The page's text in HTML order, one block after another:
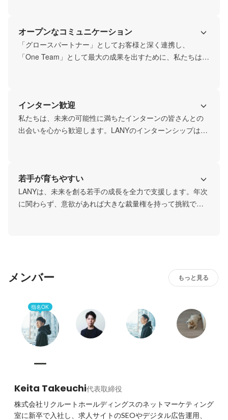
す。「グロースパートナー」として、常に期待を超える価
値を提供し、長期的な信頼関係を築くことを目指します。
オープンなコミュニケーション
「グロースパートナー」としてお客様と深く連携し、
「One Team」として最大の成果を出すために、私たちはオ
した迅速な情報共有や日々の対話を通じて相互理解を深
め、心理的安全性の高い環境で協力し合うこと。それが
LANYの強さの源泉です。
インターン歓迎
私たちは、未来の可能性に満ちたインターンの皆さんとの
出会いを心から歓迎します。LANYのインターンシップは、
じように挑戦と成長の機会を提供し、皆さんの才能が開花
するよう全力でサポートします。LANYのカルチャーに触
れ、共に未来を創る仲間として活躍してみませんか。
若手が育ちやすい
LANYは、未来を創る若手の成長を全力で支援します。年次
に関わらず、意欲があれば大きな裁量権を持って挑戦でき
メンバー もっと見る
指名OK
Keita Takeuchi代表取締役
株式会社リクルートホールディングスのネットマーケティング
室に新卒で入社し、求人サイトのSEOやデジタル広告運用、